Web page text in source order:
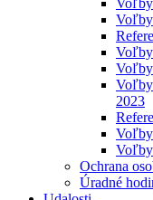
Voľby
Voľby
Voľby
Voľby
Voľby
2023
Voľby
Voľby
Ochrana
Úradné